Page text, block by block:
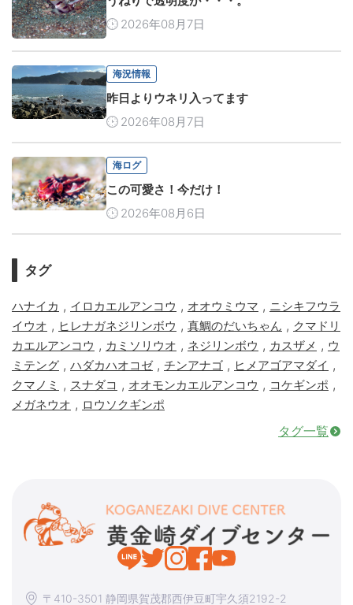
2026年08月7日
海況情報
昨日よりウネリ入ってます
2026年08月7日
海ログ
この可愛さ！今だけ！
2026年08月6日
タグ
ハナイカ , イロカエルアンコウ , オオウミウマ , ニシキフウラ
イウオ , ヒレナガネジリンボウ , 真鯛のだいちゃん , クマドリ
カエルアンコウ , カミソリウオ , ネジリンボウ , カスザメ , ウ
ミテング , ハダカハオコゼ, チンアナゴ , ヒメアゴアマダイ ,
クマノミ , スナダコ , オオモンカエルアンコウ , コケギンポ ,
メガネウオ , ロウソクギンポ
タグ一覧
〒410-3501 静岡県賀茂郡西伊豆町宇久須2192-2